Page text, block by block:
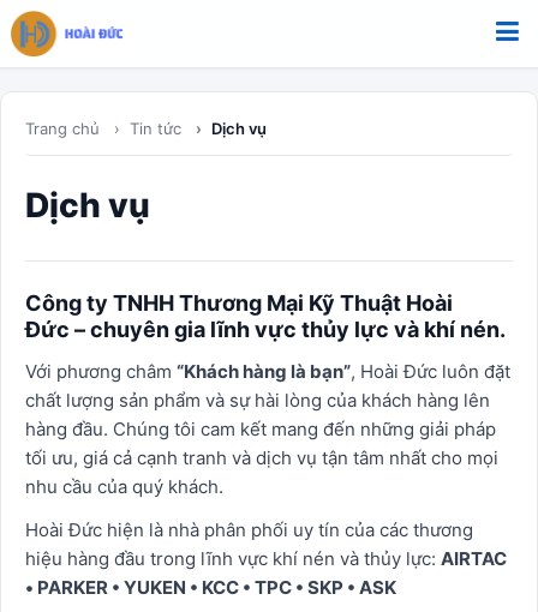
Trang chủ Tin tức Dịch vụ
Dịch vụ
Công ty TNHH Thương Mại Kỹ Thuật Hoài
Đức – chuyên gia lĩnh vực thủy lực và khí nén.
Với phương châm “Khách hàng là bạn”, Hoài Đức luôn đặt
chất lượng sản phẩm và sự hài lòng của khách hàng lên
hàng đầu. Chúng tôi cam kết mang đến những giải pháp
tối ưu, giá cả cạnh tranh và dịch vụ tận tâm nhất cho mọi
nhu cầu của quý khách.
Hoài Đức hiện là nhà phân phối uy tín của các thương
hiệu hàng đầu trong lĩnh vực khí nén và thủy lực: AIRTAC
• PARKER • YUKEN • KCC • TPC • SKP • ASK